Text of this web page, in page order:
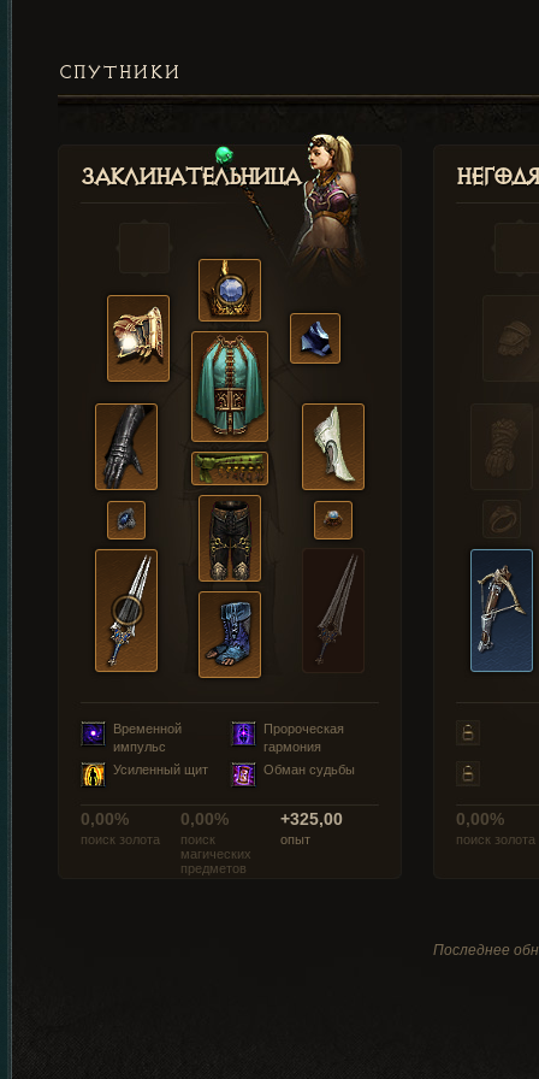
СПУТНИКИ
Заклинательница
Временной
импульс
Пророческая
гармония
Усиленный щит
Обман судьбы
0,00%
поиск золота
0,00%
поиск
магических
предметов
+325,00
опыт
0,00%
поиск золота
Последнее